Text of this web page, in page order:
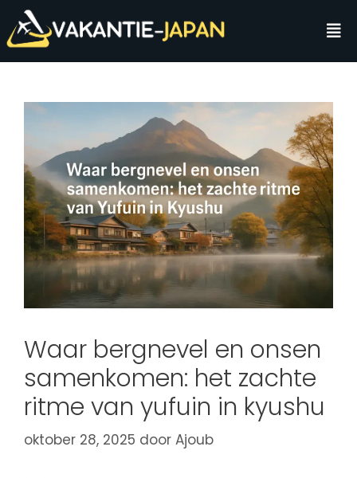
Waar bergnevel en onsen
samenkomen: het zachte
ritme van yufuin in kyushu
oktober 28, 2025 door Ajoub